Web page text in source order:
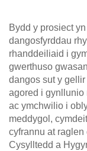
Bydd y prosiect
dangosfyrddau
rhanddeiliaid i
gwerthuso
dangos sut y
agored i gynllunio
ac ymchwilio i
meddygol,
cyfrannu at raglen
Cysylltedd a